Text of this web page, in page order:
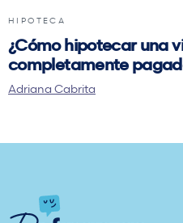
HIPOTECA
¿Cómo hipotecar una
completamente
Adriana Cabrita